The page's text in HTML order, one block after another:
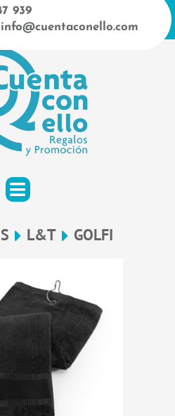
939
info@cuentaconello.com
L&T GOLFI